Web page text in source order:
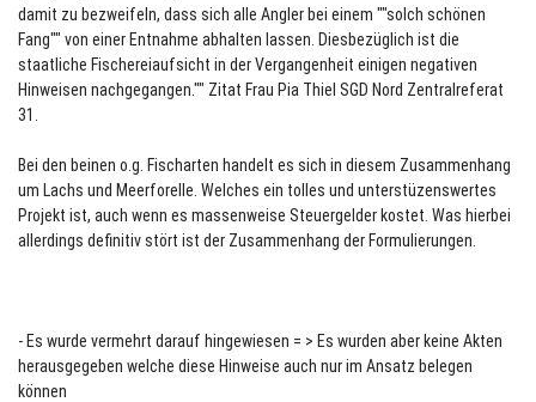
damit zu bezweifeln, dass sich alle Angler bei einem ""solch schönen
Fang"" von einer Entnahme abhalten lassen. Diesbezüglich ist die
staatliche Fischereiaufsicht in der Vergangenheit einigen negativen
Hinweisen nachgegangen."" Zitat Frau Pia Thiel SGD Nord Zentralreferat
31.
Bei den beinen o.g. Fischarten handelt es sich in diesem Zusammenhang
um Lachs und Meerforelle. Welches ein tolles und unterstüzenswertes
Projekt ist, auch wenn es massenweise Steuergelder kostet. Was hierbei
allerdings definitiv stört ist der Zusammenhang der Formulierungen.
- Es wurde vermehrt darauf hingewiesen = > Es wurden aber keine Akten
herausgegeben welche diese Hinweise auch nur im Ansatz belegen
können